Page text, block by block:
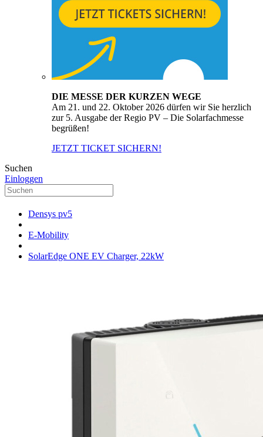
DIE MESSE DER KURZEN WEGE
Am 21. und 22. Oktober 2026 dürfen wir Sie herzlich
zur 5. Ausgabe der Regio PV – Die Solarfachmesse
begrüßen!
JETZT TICKET SICHERN!
Suchen
Einloggen
Densys pv5
E-Mobility
SolarEdge ONE EV Charger, 22kW